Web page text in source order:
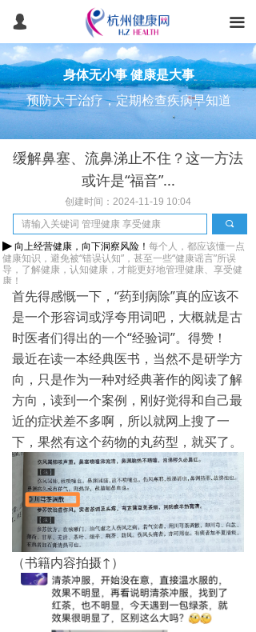
넙 끀
首页
健康常识
健康体检
健康管理
医美抗衰
产品服务
团检预约
智能健康
身体无小事 健康是大事
预防大于治疗，定期检查疾病早知道
缓解鼻塞、流鼻涕止不住？这一方法
或许是“福音”...
创建时间： 2024-11-19 10:04
首先得感慨一下，“药到病除”真的应该不
是一个形容词或浮夸用词吧，大概就是古
时医者们得出的一个“经验词”。得赞！
最近在读一本经典医书，当然不是研学方
向，只是作为一种对经典著作的阅读了解
方向，读到一个案例，刚好觉得和自己最
近的症状差不多啊，所以就网上搜了一
下，果然有这个药物的丸药型，就买了。
（书籍内容拍摄↑）
끠
▶向上经营健康，向下洞察风险！ 每个人，都应该懂一点
健康知识，避免被“错误认知”，甚至一些“健康谣言”所误
导， 了解健康，认知健康， 才能更好地管理健康、享受健
康！